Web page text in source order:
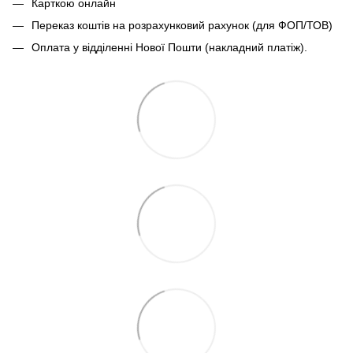
Карткою онлайн
Переказ коштів на розрахунковий рахунок (для ФОП/ТОВ)
Оплата у відділенні Нової Пошти (накладний платіж).